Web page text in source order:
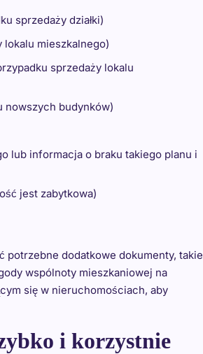
sprzedaży działki)
lokalu mieszkalnego)
sprzedaży lokalu
nowszych budynków)
lub informacja o braku takiego planu i
jest zabytkowa)
dodatkowe dokumenty, takie
wspólnoty mieszkaniowej na
się w nieruchomościach, aby
i korzystnie